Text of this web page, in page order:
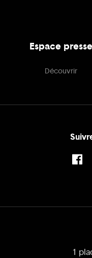
Espace presse
Découvrir
1